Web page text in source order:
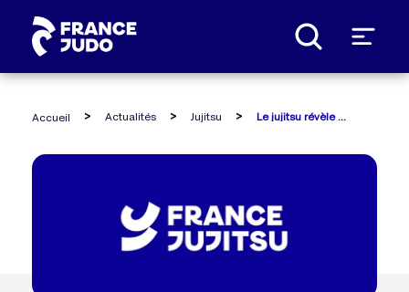
Accueil Actualités Jujitsu